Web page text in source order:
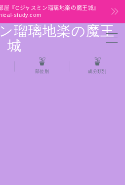
屋『Cジャスミン瑠璃地楽の魔王城』
study.com
璃地楽の魔王
城
部位別 成分類別